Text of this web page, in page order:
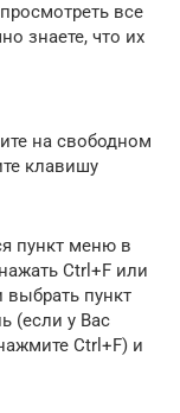
все
знаете, что их
на свободном
клавишу
пункт меню в
Ctrl+F или
пункт
(если у Вас
Ctrl+F) и